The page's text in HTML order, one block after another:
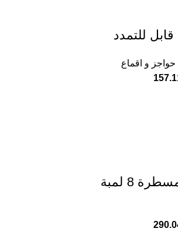
للتمدد
حواجز و اقماع
8 لمبة